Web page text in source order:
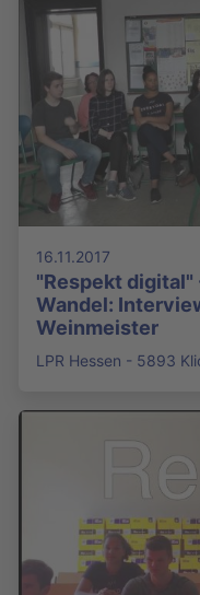
16.11.2017
"Respekt
Wandel:
Weinmeister
LPR Hessen - 5893